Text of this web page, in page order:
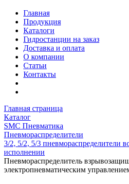
Главная
Продукция
Каталоги
Гидростанции на заказ
Доставка и оплата
О компании
Статьи
Контакты
Главная страница
Каталог
SMC Пневматика
Пневмораспределители
3/2, 5/2, 5/3 пневмораспределители
исполнении
Пневмораспределитель
электропневматическим